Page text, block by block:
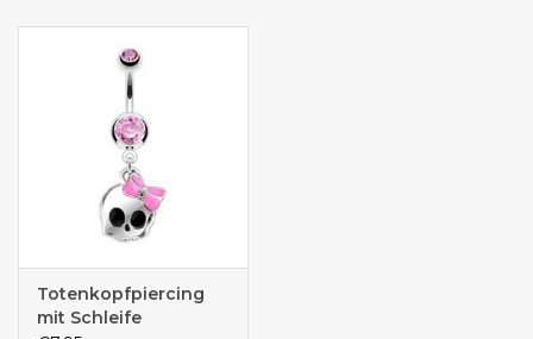
Totenkopfpiercing
mit Schleife